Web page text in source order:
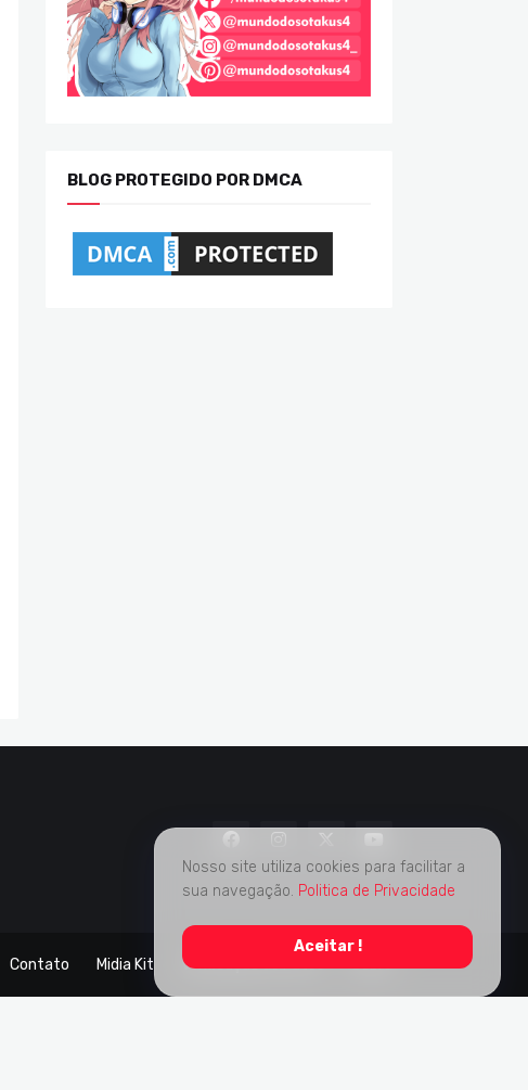
BLOG PROTEGIDO POR DMCA
Contato Midia Kit Verificação de Fatos Sobre
Nosso site utiliza cookies para facilitar a
sua navegação. Politica de Privacidade
Aceitar !